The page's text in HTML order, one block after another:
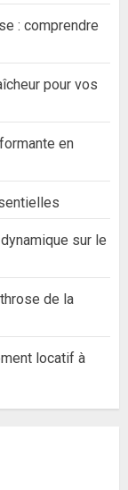
: comprendre
pour vos
en
sur le
de la
locatif à